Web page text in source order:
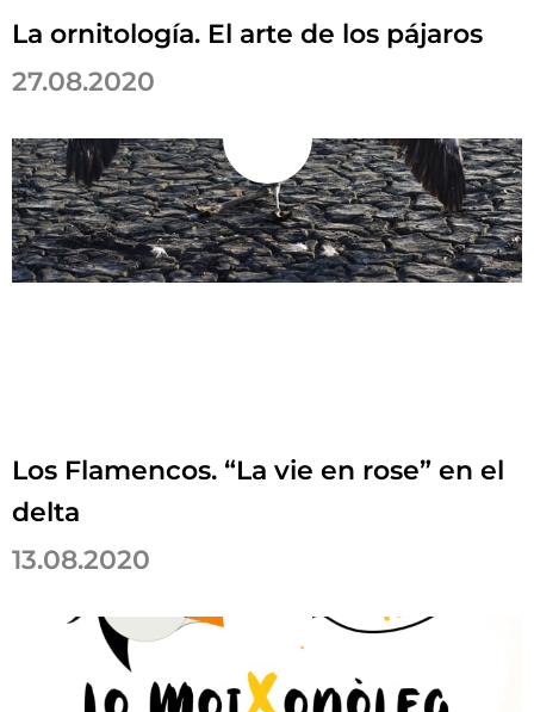
La ornitología. El arte de los pájaros
27.08.2020
Los Flamencos. “La vie en rose” en el
delta
13.08.2020